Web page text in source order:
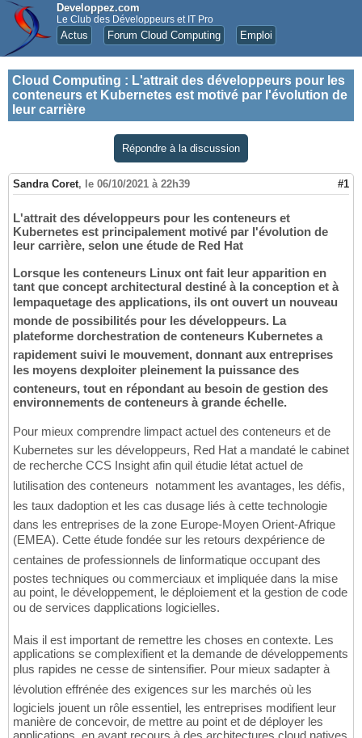
Developpez.com
Le Club des Développeurs et IT Pro
Actus Forum Cloud Computing Emploi
Cloud Computing : L'attrait des développeurs pour les
conteneurs et Kubernetes est motivé par l'évolution de
leur carrière
Répondre à la discussion
Sandra Coret, le 06/10/2021 à 22h39 #1
L'attrait des développeurs pour les conteneurs et
Kubernetes est principalement motivé par l'évolution de
leur carrière, selon une étude de Red Hat
Lorsque les conteneurs Linux ont fait leur apparition en
tant que concept architectural destiné à la conception et à
lempaquetage des applications, ils ont ouvert un nouveau
monde de possibilités pour les développeurs. La
plateforme dorchestration de conteneurs Kubernetes a
rapidement suivi le mouvement, donnant aux entreprises
les moyens dexploiter pleinement la puissance des
conteneurs, tout en répondant au besoin de gestion des
environnements de conteneurs à grande échelle.
Pour mieux comprendre limpact actuel des conteneurs et de
Kubernetes sur les développeurs, Red Hat a mandaté le cabinet
de recherche CCS Insight afin quil étudie létat actuel de
lutilisation des conteneurs  notamment les avantages, les défis,
les taux dadoption et les cas dusage liés à cette technologie 
dans les entreprises de la zone Europe-Moyen Orient-Afrique
(EMEA). Cette étude fondée sur les retours dexpérience de
centaines de professionnels de linformatique occupant des
postes techniques ou commerciaux et impliquée dans la mise
au point, le développement, le déploiement et la gestion de code
ou de services dapplications logicielles.
Mais il est important de remettre les choses en contexte. Les
applications se complexifient et la demande de développements
plus rapides ne cesse de sintensifier. Pour mieux sadapter à
lévolution effrénée des exigences sur les marchés où les
logiciels jouent un rôle essentiel, les entreprises modifient leur
manière de concevoir, de mettre au point et de déployer les